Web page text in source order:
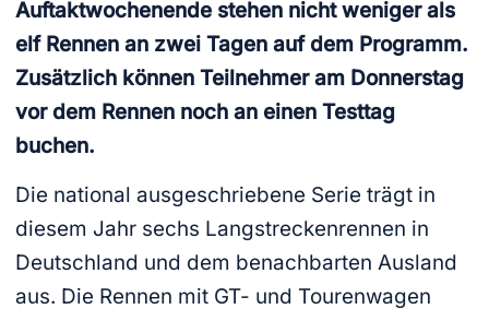
Auftaktwochenende stehen nicht weniger als
elf Rennen an zwei Tagen auf dem Programm.
Zusätzlich können Teilnehmer am Donnerstag
vor dem Rennen noch an einen Testtag
buchen.
Die national ausgeschriebene Serie trägt in
diesem Jahr sechs Langstreckenrennen in
Deutschland und dem benachbarten Ausland
aus. Die Rennen mit GT- und Tourenwagen